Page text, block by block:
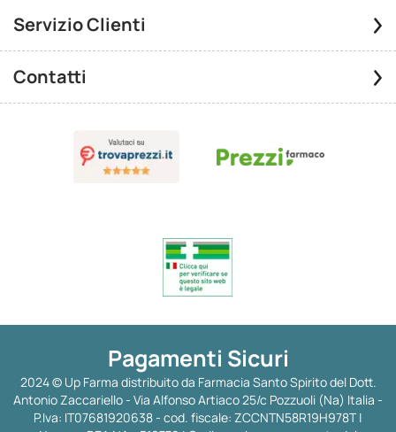
Servizio Clienti
Contatti
Pagamenti Sicuri
2024 © Up Farma distribuito da Farmacia Santo Spirito del Dott.
Antonio Zaccariello - Via Alfonso Artiaco 25/c Pozzuoli (Na) Italia -
P.Iva: IT07681920638 - cod. fiscale: ZCCNTN58R19H978T |